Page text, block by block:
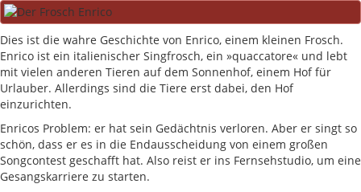
Dies ist die wahre Geschichte von Enrico, einem kleinen Frosch.
Enrico ist ein italienischer Singfrosch, ein »quaccatore« und lebt
mit vielen anderen Tieren auf dem Sonnenhof, einem Hof für
Urlauber. Allerdings sind die Tiere erst dabei, den Hof
einzurichten.
Enricos Problem: er hat sein Gedächtnis verloren. Aber er singt so
schön, dass er es in die Endausscheidung von einem großen
Songcontest geschafft hat. Also reist er ins Fernsehstudio, um eine
Gesangskarriere zu starten.